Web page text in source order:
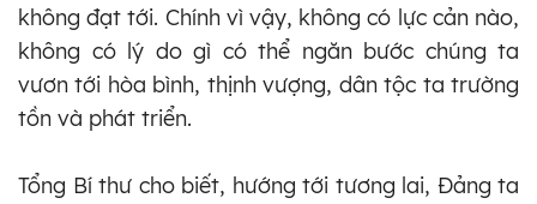
không đạt tới. Chính vì vậy, không có lực cản nào,
không có lý do gì có thể ngăn bước chúng ta
vươn tới hòa bình, thịnh vượng, dân tộc ta trường
tồn và phát triển.
Tổng Bí thư cho biết, hướng tới tương lai, Đảng ta